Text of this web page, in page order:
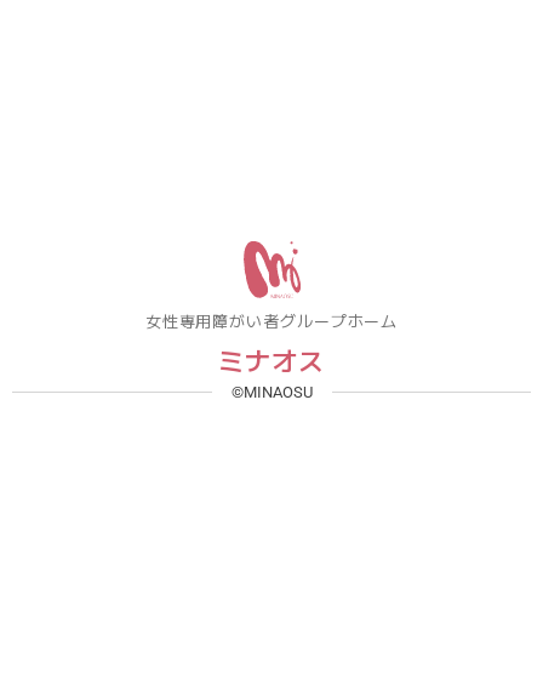
女性専用障がい者グループホーム
ミナオス
©MINAOSU